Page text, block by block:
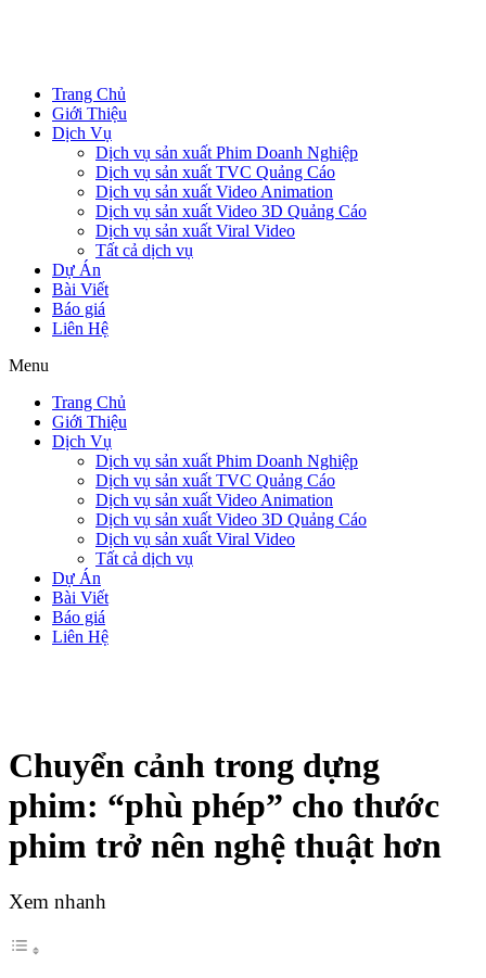
Trang Chủ
Giới Thiệu
Dịch Vụ
Dịch vụ sản xuất Phim Doanh Nghiệp
Dịch vụ sản xuất TVC Quảng Cáo
Dịch vụ sản xuất Video Animation
Dịch vụ sản xuất Video 3D Quảng Cáo
Dịch vụ sản xuất Viral Video
Tất cả dịch vụ
Dự Án
Bài Viết
Báo giá
Liên Hệ
Menu
Trang Chủ
Giới Thiệu
Dịch Vụ
Dịch vụ sản xuất Phim Doanh Nghiệp
Dịch vụ sản xuất TVC Quảng Cáo
Dịch vụ sản xuất Video Animation
Dịch vụ sản xuất Video 3D Quảng Cáo
Dịch vụ sản xuất Viral Video
Tất cả dịch vụ
Dự Án
Bài Viết
Báo giá
Liên Hệ
Chuyển cảnh trong dựng
phim: “phù phép” cho thước
phim trở nên nghệ thuật hơn
Xem nhanh